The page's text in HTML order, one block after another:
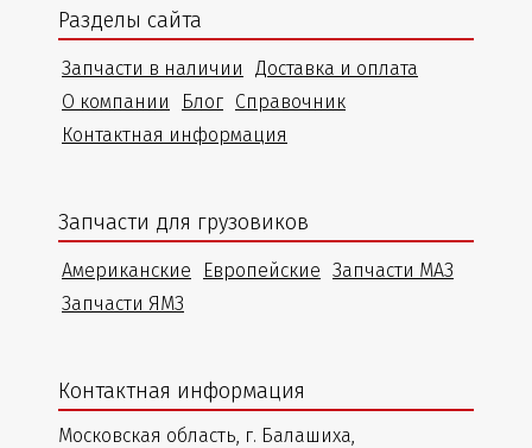
Разделы сайта
Запчасти в наличии
Доставка и оплата
О компании
Блог Справочник
Контактная информация
Запчасти для грузовиков
Американские Европейские Запчасти МАЗ
Запчасти ЯМЗ
Контактная информация
Московская область, г. Балашиха,